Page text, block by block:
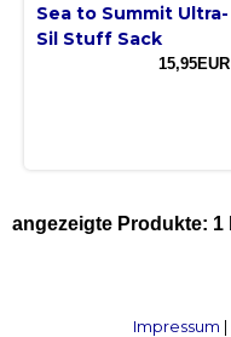
Sea to Summit Ultra-
Sil Stuff Sack
15,95EUR
angezeigte Produkte: 1
Impressum |